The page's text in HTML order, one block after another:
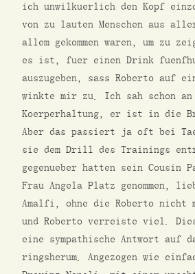
ich unwilkuerlich den Kopf
von zu lauten Menschen aus
allem gekommen waren, um zu
es ist, fuer einen Drink
auszugeben, sass Roberto auf
winkte mir zu. Ich sah schon
Koerperhaltung, er ist in die
Aber das passiert ja oft bei
sie dem Drill des Trainings
gegenueber hatten sein Cousin
Frau Angela Platz genommen,
Amalfi, ohne die Roberto nicht
und Roberto verreiste viel.
eine sympathische Antwort auf
ringsherum. Angezogen wie